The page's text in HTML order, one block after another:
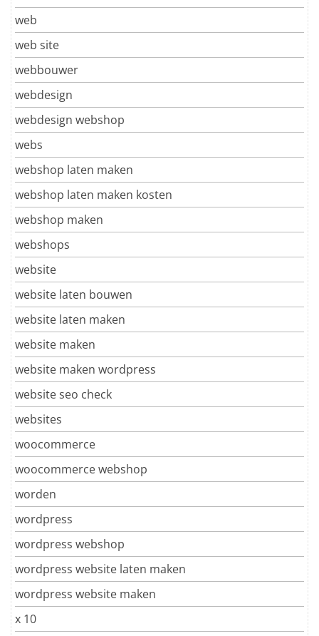
web
web site
webbouwer
webdesign
webdesign webshop
webs
webshop laten maken
webshop laten maken kosten
webshop maken
webshops
website
website laten bouwen
website laten maken
website maken
website maken wordpress
website seo check
websites
woocommerce
woocommerce webshop
worden
wordpress
wordpress webshop
wordpress website laten maken
wordpress website maken
x 10